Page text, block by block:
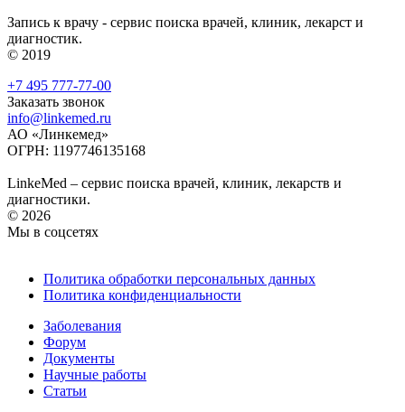
Запись к врачу - сервис поиска врачей, клиник, лекарст и
диагностик.
© 2019
+7 495 777-77-00
Заказать звонок
info@linkemed.ru
АО «Линкемед»
ОГРН: 1197746135168
LinkeMed – сервис поиска врачей, клиник, лекарств и
диагностики.
© 2026
Мы в соцсетях
Политика обработки персональных данных
Политика конфиденциальности
Заболевания
Форум
Документы
Научные работы
Статьи